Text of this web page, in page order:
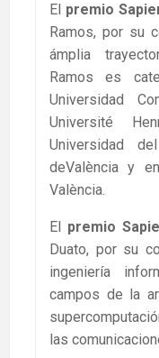
El premio
Ramos, por su
ámplia
Ramos es
Universidad
Université
Universidad
deValència y
València.
El premio
Duato, por su
ingeniería
campos de la
las